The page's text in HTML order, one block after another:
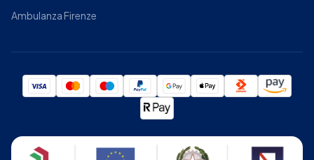
Ambulanza Firenze